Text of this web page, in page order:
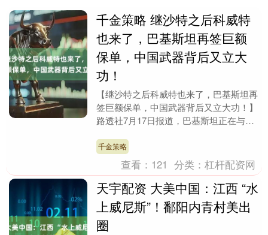
千金策略 继沙特之后科威特
也来了，巴基斯坦再签巨额
保单，中国武器背后又立大
功！
【继沙特之后科威特也来了，巴基斯坦再
签巨额保单，中国武器背后又立大功！】
路透社7月17日报道，巴基斯坦正在与科
拿能源合作和投....
千金策略
查看： 121 分类：杠杆配资网
天宇配资 大美中国：江西 “水
上威尼斯”！鄱阳内青村美出
圈